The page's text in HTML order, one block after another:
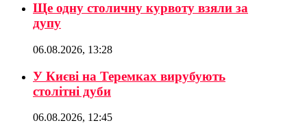
Ще одну столичну курвоту взяли за
дупу
06.08.2026, 13:28
У Києві на Теремках вирубують
столітні дуби
06.08.2026, 12:45